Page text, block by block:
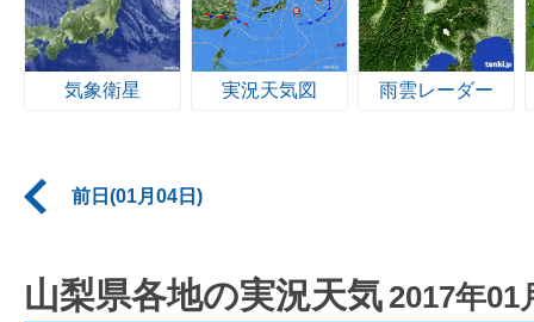
気象衛星 実況天気図 雨雲レーダー
前日(01月04日)
山梨県各地の実況天気 2017年01